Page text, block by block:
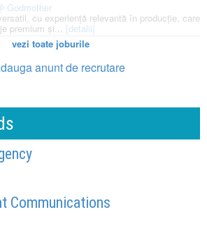
Godmother
cu experiență relevantă în producție, care
premium și... [detalii]
vezi toate joburile
anunt de recrutare
Communications